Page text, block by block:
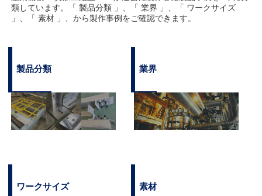
類しています。「 製品分類 」、「 業界 」、「 ワークサイズ
」、「 素材 」、から製作事例をご確認できます。
製品分類 業界
ワークサイズ 素材